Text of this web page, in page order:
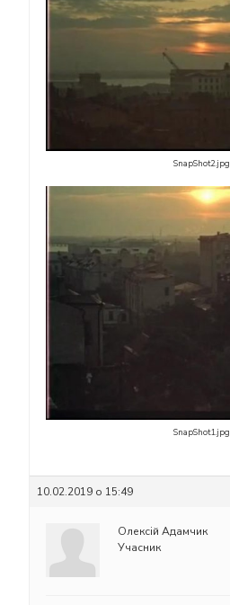
SnapShot2.jpg
SnapShot1.jpg
10.02.2019 о 15:49
Олексій Адамчик
Учасник